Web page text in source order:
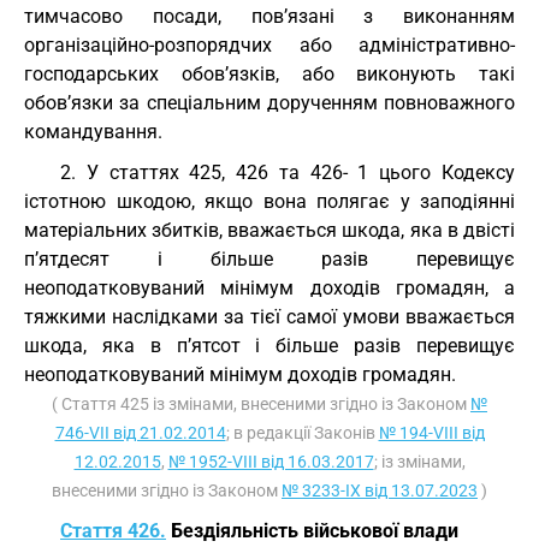
тимчасово посади, пов’язані з виконанням
організаційно-розпорядчих або адміністративно-
господарських обов’язків, або виконують такі
обов’язки за спеціальним дорученням повноважного
командування.
2. У статтях 425, 426 та 426- 1 цього Кодексу
істотною шкодою, якщо вона полягає у заподіянні
матеріальних збитків, вважається шкода, яка в двісті
п’ятдесят і більше разів перевищує
неоподатковуваний мінімум доходів громадян, а
тяжкими наслідками за тієї самої умови вважається
шкода, яка в п’ятсот і більше разів перевищує
неоподатковуваний мінімум доходів громадян.
( Стаття 425 із змінами, внесеними згідно із Законом №
746-VII від 21.02.2014; в редакції Законів № 194-VIII від
12.02.2015, № 1952-VIII від 16.03.2017; із змінами,
внесеними згідно із Законом № 3233-IX від 13.07.2023 )
Стаття 426. Бездіяльність військової влади